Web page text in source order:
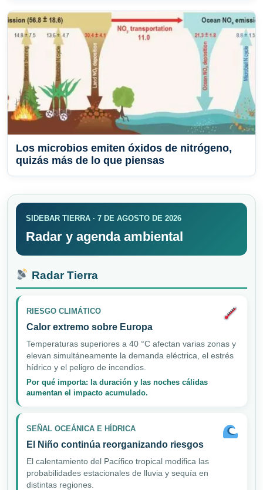
Los microbios emiten óxidos de nitrógeno,
quizás más de lo que piensas
SIDEBAR TIERRA · 7 DE AGOSTO DE 2026
Radar y agenda ambiental
Radar Tierra
RIESGO CLIMÁTICO
Calor extremo sobre Europa
Temperaturas superiores a 40 °C afectan varias zonas y
elevan simultáneamente la demanda eléctrica, el estrés
hídrico y el peligro de incendios.
Por qué importa: la duración y las noches cálidas
aumentan el impacto acumulado.
SEÑAL OCEÁNICA E HÍDRICA
El Niño continúa reorganizando riesgos
El calentamiento del Pacífico tropical modifica las
probabilidades estacionales de lluvia y sequía en
distintas regiones.